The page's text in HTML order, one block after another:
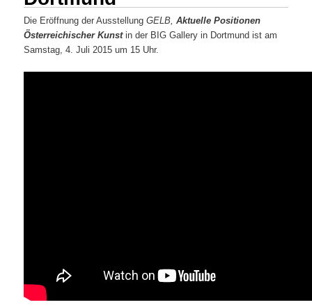
Die Eröffnung der AusstellungGELB, Aktuelle Positionen
Österreichischer Kunstin der BIG Gallery in Dortmund ist am
Samstag, 4. Juli 2015 um 15 Uhr.